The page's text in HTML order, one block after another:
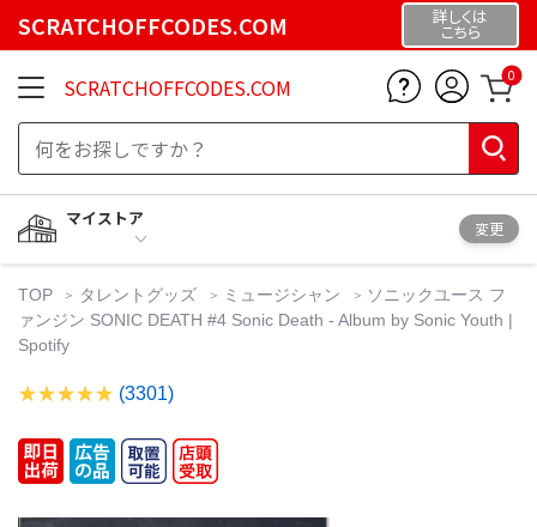
SCRATCHOFFCODES.COM 詳しくは
こちら
SCRATCHOFFCODES.COM 0
マイストア
変更
TOP タレントグッズ ミュージシャン
ソニックユース フ
ァンジン SONIC DEATH #4 Sonic Death - Album by Sonic Youth |
Spotify
(3301)